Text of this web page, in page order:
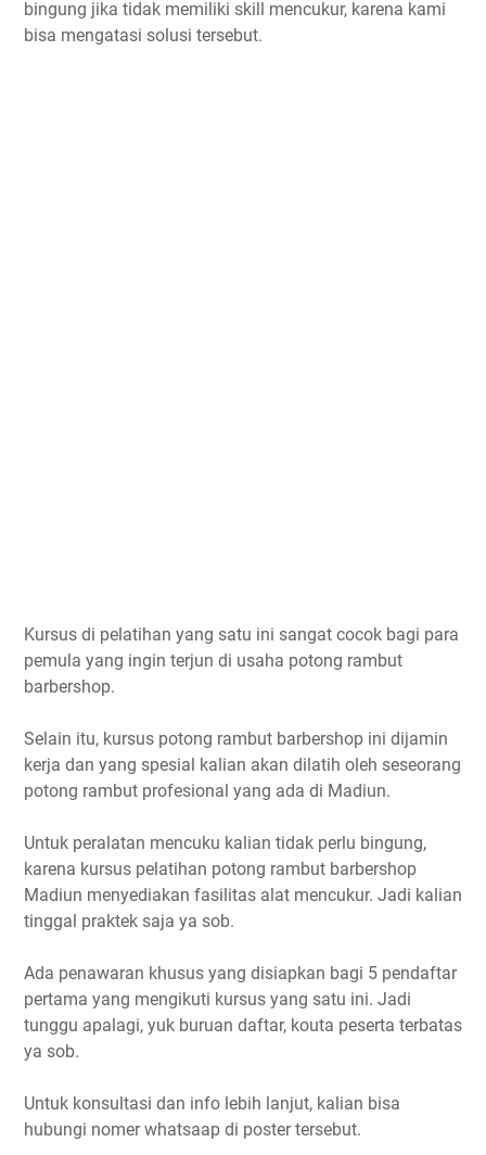
bingung jika tidak memiliki skill mencukur, karena kami
bisa mengatasi solusi tersebut.
Kursus di pelatihan yang satu ini sangat cocok bagi para
pemula yang ingin terjun di usaha potong rambut
barbershop.
Selain itu, kursus potong rambut barbershop ini dijamin
kerja dan yang spesial kalian akan dilatih oleh seseorang
potong rambut profesional yang ada di Madiun.
Untuk peralatan mencuku kalian tidak perlu bingung,
karena kursus pelatihan potong rambut barbershop
Madiun menyediakan fasilitas alat mencukur. Jadi kalian
tinggal praktek saja ya sob.
Ada penawaran khusus yang disiapkan bagi 5 pendaftar
pertama yang mengikuti kursus yang satu ini. Jadi
tunggu apalagi, yuk buruan daftar, kouta peserta terbatas
ya sob.
Untuk konsultasi dan info lebih lanjut, kalian bisa
hubungi nomer whatsaap di poster tersebut.